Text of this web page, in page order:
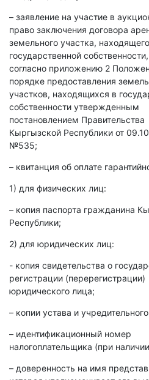
– заявление на участие в
право заключения договора
земельного участка,
государственной
согласно приложению 2
порядке предоставления
участков, находящихся в
собственности утвержденным
постановлением Правительства
Кыргызской Республики от
№535;
– квитанция об оплате
1) для физических лиц:
– копия паспорта гражданина
Республики;
2) для юридических лиц:
- копия свидетельства о
регистрации (перерегистрации)
юридического лица;
– копии устава и
– идентификационный номер
налогоплательщика (при
– доверенность на имя